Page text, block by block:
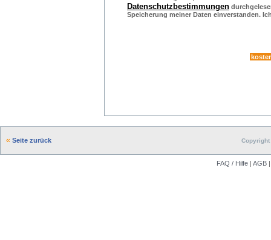
Datenschutzbestimmungen
Speicherung meiner Daten einverstanden.
Seite zurück
FAQ / Hilfe | AGB